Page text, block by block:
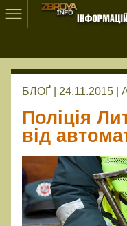
БЛОҐ | 24.11.2015 |
Поліція
від